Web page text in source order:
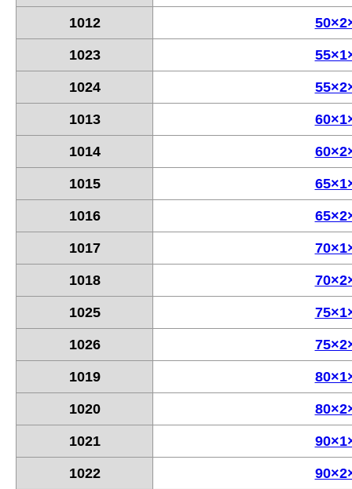
1012
1023
1024
1013
1014
1015
1016
1017
1018
1025
1026
1019
1020
1021
1022